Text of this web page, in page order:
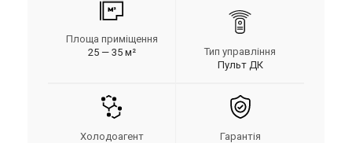
Площа приміщення
25 — 35 м²
Тип управління
Пульт ДК
Холодоагент
Гарантія